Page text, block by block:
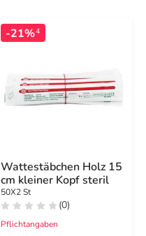
-21%4
Wattestäbchen Holz 15
cm kleiner Kopf steril
50X2 St
(0)
Pflichtangaben